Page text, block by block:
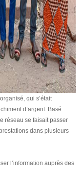
qui s’était
d’argent. Basé
réseau se faisait passer
dans plusieurs
l’information auprès des